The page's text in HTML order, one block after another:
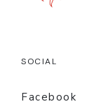
SOCIAL
Facebook